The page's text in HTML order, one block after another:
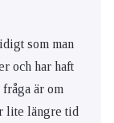
som man
och har haft
är om
lite längre tid